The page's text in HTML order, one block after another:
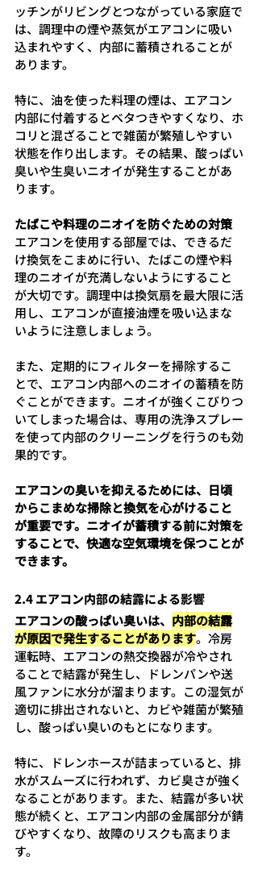
ッチンがリビングとつながっている家庭で
は、調理中の煙や蒸気がエアコンに吸い
込まれやすく、内部に蓄積されることが
あります。
特に、油を使った料理の煙は、エアコン
内部に付着するとベタつきやすくなり、ホ
コリと混ざることで雑菌が繁殖しやすい
状態を作り出します。その結果、酸っぱい
臭いや生臭いニオイが発生することがあ
ります。
たばこや料理のニオイを防ぐための対策
エアコンを使用する部屋では、できるだ
け換気をこまめに行い、たばこの煙や料
理のニオイが充満しないようにすること
が大切です。調理中は換気扇を最大限に活
用し、エアコンが直接油煙を吸い込まな
いように注意しましょう。
また、定期的にフィルターを掃除するこ
とで、エアコン内部へのニオイの蓄積を防
ぐことができます。ニオイが強くこびりつ
いてしまった場合は、専用の洗浄スプレー
を使って内部のクリーニングを行うのも効
果的です。
エアコンの臭いを抑えるためには、日頃
からこまめな掃除と換気を心がけること
が重要です。ニオイが蓄積する前に対策を
することで、快適な空気環境を保つことが
できます。
2.4 エアコン内部の結露による影響
エアコンの酸っぱい臭いは、 内部の結露
が原因で発生することがあります。冷房
運転時、エアコンの熱交換器が冷やされ
ることで結露が発生し、ドレンパンや送
風ファンに水分が溜まります。この湿気が
適切に排出されないと、カビや雑菌が繁殖
し、酸っぱい臭いのもとになります。
特に、ドレンホースが詰まっていると、排
水がスムーズに行われず、カビ臭さが強く
なることがあります。また、結露が多い状
態が続くと、エアコン内部の金属部分が錆
びやすくなり、故障のリスクも高まりま
す。